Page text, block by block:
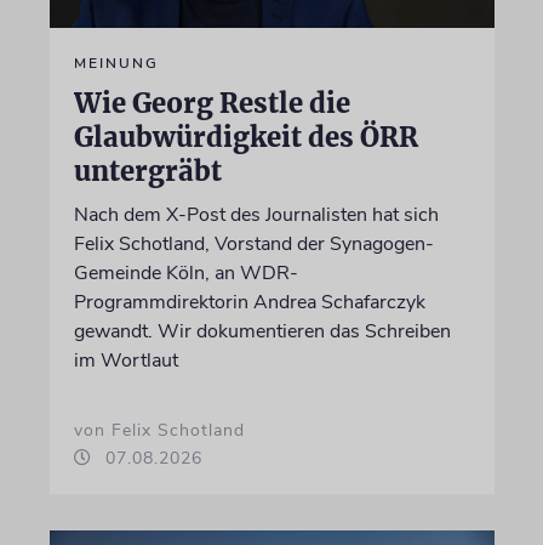
MEINUNG
Wie Georg Restle die
Glaubwürdigkeit des ÖRR
untergräbt
Nach dem X-Post des Journalisten hat sich
Felix Schotland, Vorstand der Synagogen-
Gemeinde Köln, an WDR-
Programmdirektorin Andrea Schafarczyk
gewandt. Wir dokumentieren das Schreiben
im Wortlaut
von Felix Schotland
07.08.2026